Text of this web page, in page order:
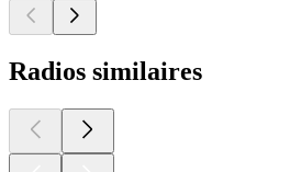
Radios similaires